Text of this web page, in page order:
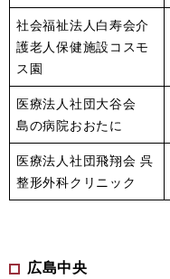
社会福祉法人白寿会介
護老人保健施設コスモ
ス園
医療法人社団大谷会
島の病院おおたに
医療法人社団飛翔会 呉
整形外科クリニック
広島中央